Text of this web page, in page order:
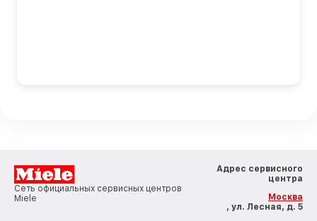
Сеть официальных сервисных центров
Miele
Адрес сервисного
центра
Москва
, ул. Лесная, д. 5